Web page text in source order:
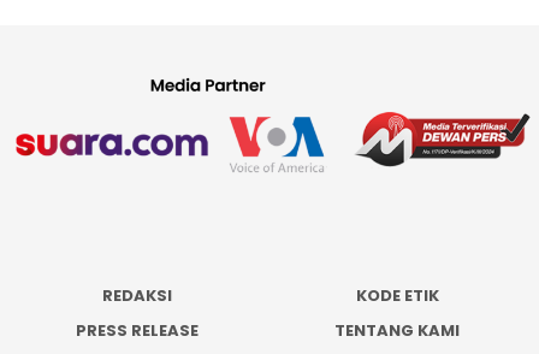
REDAKSI
KODE ETIK
PRESS RELEASE
TENTANG KAMI